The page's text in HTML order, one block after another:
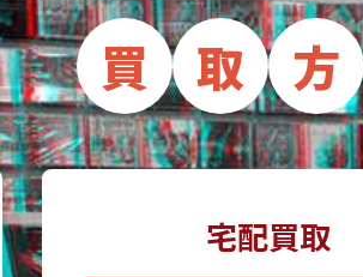
買 取 方
宅配買取